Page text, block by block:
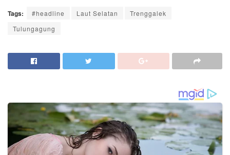
Tags: #headline Laut Selatan
Trenggalek
Tulungagung